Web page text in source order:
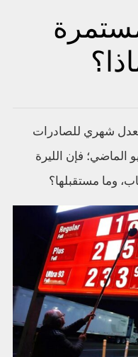
مستمرة
شهري للصادرات
الماضي؛ فإن الليرة
وما مستقبلها؟